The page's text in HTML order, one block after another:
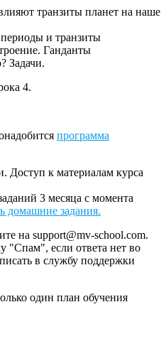
транзиты планет на наше
и транзиты
Ганданты
Задачи.
4.
программа
Доступ к материалам курса
3 месяца с момента
домашние задания.
на support@mv-school.com.
"Спам", если ответа нет во
в службу поддержки
один план обучения